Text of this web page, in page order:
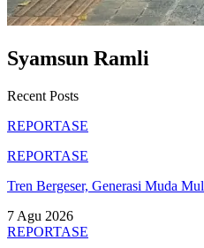
Syamsun Ramli
Recent Posts
REPORTASE
REPORTASE
Tren Bergeser, Generasi Muda
7 Agu 2026
REPORTASE